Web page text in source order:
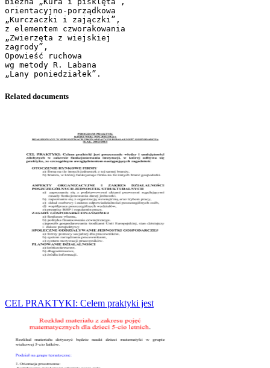
Related documents
CEL PRAKTYKI: Celem praktyki jest